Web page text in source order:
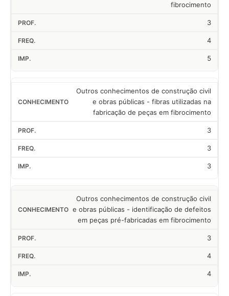
fibrocimento
3
4
5
Outros conhecimentos de construção civil
e obras públicas - fibras utilizadas na
fabricação de peças em fibrocimento
3
3
3
Outros conhecimentos de construção civil
e obras públicas - identificação de defeitos
em peças pré-fabricadas em fibrocimento
3
4
4